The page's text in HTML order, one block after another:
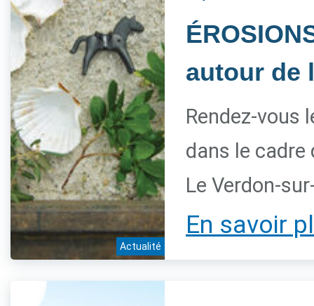
Actualité
autour de
Rendez-vous
dans le cadre
Le Verdon-
En savoir